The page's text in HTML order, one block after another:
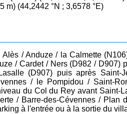
m) (44,2442 °N ; 3,6578 °E)
/ Anduze / la Calmette
/ Cardet / Ners (D982 / D907)
(D907) puis après Saint-
/ le Pompidou / Saint-
du Col du Rey avant Saint-
/ Barre-des-Cévennes / Plan
à l'entrée ou à la sortie du